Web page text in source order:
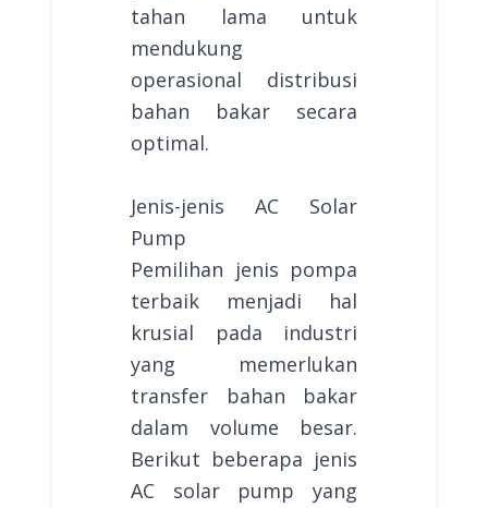
tahan lama untuk
mendukung
operasional distribusi
bahan bakar secara
optimal.
Jenis-jenis AC Solar
Pump
Pemilihan jenis pompa
terbaik menjadi hal
krusial pada industri
yang memerlukan
transfer bahan bakar
dalam volume besar.
Berikut beberapa jenis
AC solar pump yang